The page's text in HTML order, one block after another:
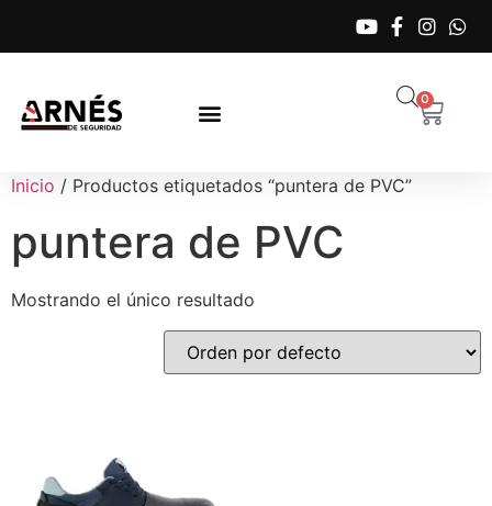
0
Inicio / Productos etiquetados “puntera de PVC”
puntera de PVC
Mostrando el único resultado